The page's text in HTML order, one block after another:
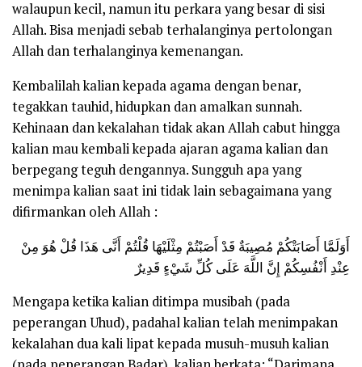
walaupun kecil, namun itu perkara yang besar di sisi
Allah. Bisa menjadi sebab terhalanginya pertolongan
Allah dan terhalanginya kemenangan.
Kembalilah kalian kepada agama dengan benar,
tegakkan tauhid, hidupkan dan amalkan sunnah.
Kehinaan dan kekalahan tidak akan Allah cabut hingga
kalian mau kembali kepada ajaran agama kalian dan
berpegang teguh dengannya. Sungguh apa yang
menimpa kalian saat ini tidak lain sebagaimana yang
difirmankan oleh Allah :
أَوَلَمَّا أَصَابَتْكُمْ مُصِيبَةٌ قَدْ أَصَبْتُمْ مِثْلَيْهَا قُلْتُمْ أَنَّى هَذَا قُلْ هُوَ مِنْ
عِنْدِ أَنْفُسِكُمْ إِنَّ اللَّهَ عَلَى كُلِّ شَيْءٍ قَدِيرٌ
Mengapa ketika kalian ditimpa musibah (pada
peperangan Uhud), padahal kalian telah menimpakan
kekalahan dua kali lipat kepada musuh-musuh kalian